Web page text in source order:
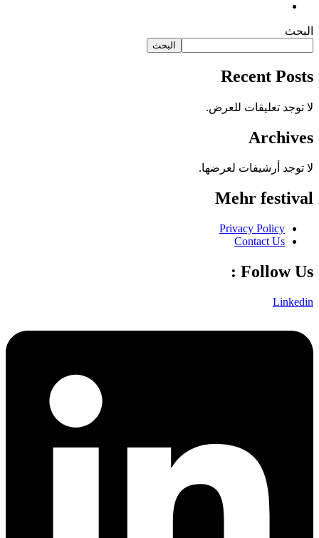
البحث
البحث
Recent Posts
لا توجد تعليقات للعرض.
Archives
لا توجد أرشيفات لعرضها.
Mehr festival
Privacy Policy
Contact Us
Follow Us :
Linkedin